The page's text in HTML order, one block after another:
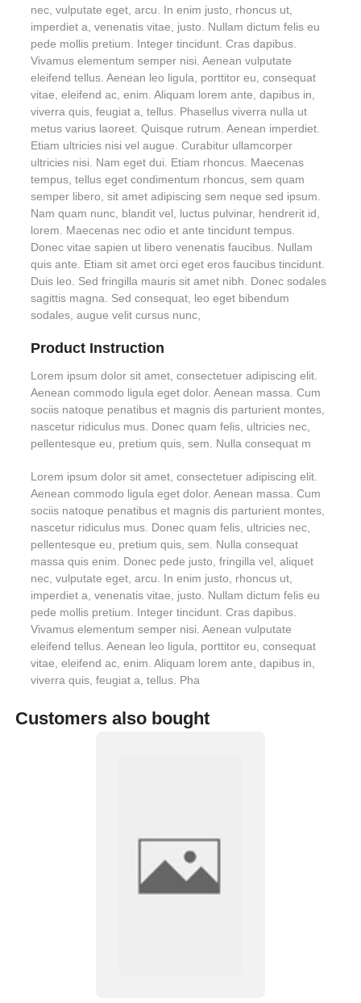
nec, vulputate eget, arcu. In enim justo, rhoncus ut,
imperdiet a, venenatis vitae, justo. Nullam dictum felis eu
pede mollis pretium. Integer tincidunt. Cras dapibus.
Vivamus elementum semper nisi. Aenean vulputate
eleifend tellus. Aenean leo ligula, porttitor eu, consequat
vitae, eleifend ac, enim. Aliquam lorem ante, dapibus in,
viverra quis, feugiat a, tellus. Phasellus viverra nulla ut
metus varius laoreet. Quisque rutrum. Aenean imperdiet.
Etiam ultricies nisi vel augue. Curabitur ullamcorper
ultricies nisi. Nam eget dui. Etiam rhoncus. Maecenas
tempus, tellus eget condimentum rhoncus, sem quam
semper libero, sit amet adipiscing sem neque sed ipsum.
Nam quam nunc, blandit vel, luctus pulvinar, hendrerit id,
lorem. Maecenas nec odio et ante tincidunt tempus.
Donec vitae sapien ut libero venenatis faucibus. Nullam
quis ante. Etiam sit amet orci eget eros faucibus tincidunt.
Duis leo. Sed fringilla mauris sit amet nibh. Donec sodales
sagittis magna. Sed consequat, leo eget bibendum
sodales, augue velit cursus nunc,
Product Instruction
Lorem ipsum dolor sit amet, consectetuer adipiscing elit.
Aenean commodo ligula eget dolor. Aenean massa. Cum
sociis natoque penatibus et magnis dis parturient montes,
nascetur ridiculus mus. Donec quam felis, ultricies nec,
pellentesque eu, pretium quis, sem. Nulla consequat m
Lorem ipsum dolor sit amet, consectetuer adipiscing elit.
Aenean commodo ligula eget dolor. Aenean massa. Cum
sociis natoque penatibus et magnis dis parturient montes,
nascetur ridiculus mus. Donec quam felis, ultricies nec,
pellentesque eu, pretium quis, sem. Nulla consequat
massa quis enim. Donec pede justo, fringilla vel, aliquet
nec, vulputate eget, arcu. In enim justo, rhoncus ut,
imperdiet a, venenatis vitae, justo. Nullam dictum felis eu
pede mollis pretium. Integer tincidunt. Cras dapibus.
Vivamus elementum semper nisi. Aenean vulputate
eleifend tellus. Aenean leo ligula, porttitor eu, consequat
vitae, eleifend ac, enim. Aliquam lorem ante, dapibus in,
viverra quis, feugiat a, tellus. Pha
Customers also bought